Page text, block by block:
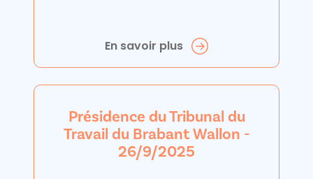
En savoir plus
Présidence du Tribunal du
Travail du Brabant Wallon -
26/9/2025